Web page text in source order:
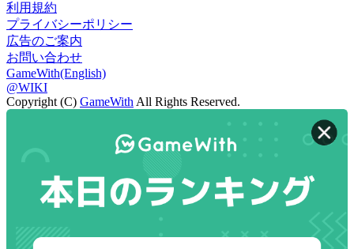
利用規約
プライバシーポリシー
広告のご案内
お問い合わせ
GameWith(English)
@WIKI
Copyright (C) GameWithAll Rights Reserved.